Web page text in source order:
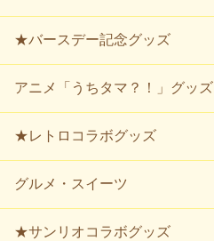
★バースデー記念グッズ
アニメ「うちタマ？！」グッズ
★レトロコラボグッズ
グルメ・スイーツ
★サンリオコラボグッズ